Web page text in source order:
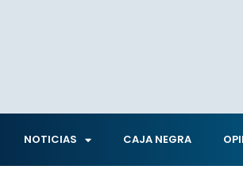
NOTICIAS CAJA NEGRA